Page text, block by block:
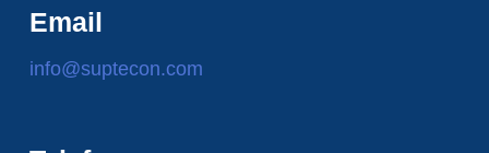
Email
info@suptecon.com